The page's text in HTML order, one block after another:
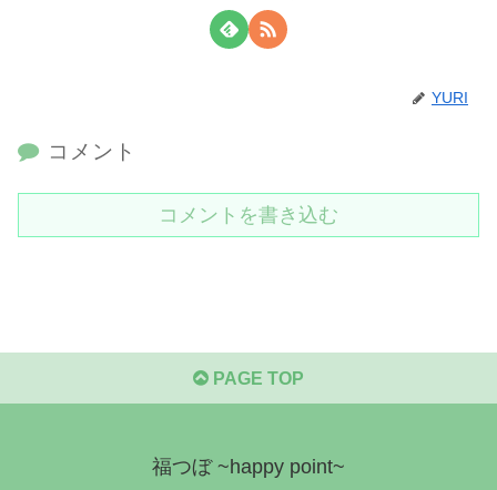
YURI
コメント
コメントを書き込む
PAGE TOP
福つぼ ~happy point~